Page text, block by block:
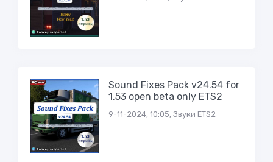
Sound Fixes Pack v24.54 for
1.53 open beta only ETS2
9-11-2024, 10:05, Звуки ETS2